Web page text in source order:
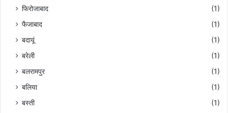
फिरोजाबाद
(1)
फैजाबाद
(1)
बदायूं
(1)
बरेली
(1)
बलरामपुर
(1)
बलिया
(1)
बस्ती
(1)